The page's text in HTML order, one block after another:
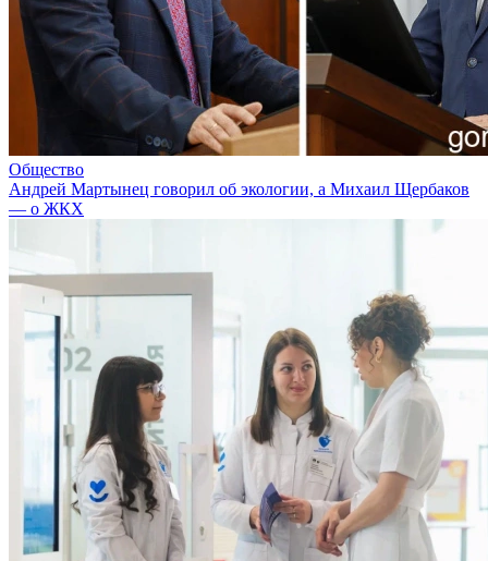
Общество
Андрей Мартынец говорил об экологии, а Михаил Щербаков
— о ЖКХ